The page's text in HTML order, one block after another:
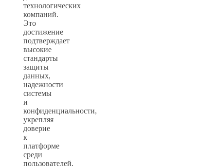
технологических
компаний.
Это
достижение
подтверждает
высокие
стандарты
защиты
данных,
надежности
системы
и
конфиденциальности,
укрепляя
доверие
к
платформе
среди
пользователей.